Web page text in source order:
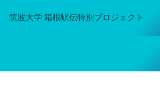
​筑波大学 箱根駅伝特別プロジェクト